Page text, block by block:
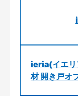
ieria(イエリ
材 開き戸オ